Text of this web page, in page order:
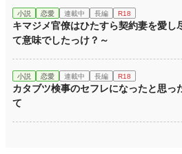
小説 恋愛 連載中 長編 R18
キマジメ官僚はひたすら契約妻を愛し
て意味でしたっけ？～
小説 恋愛 連載中 長編 R18
カタブツ検事のセフレになったと思っ
て